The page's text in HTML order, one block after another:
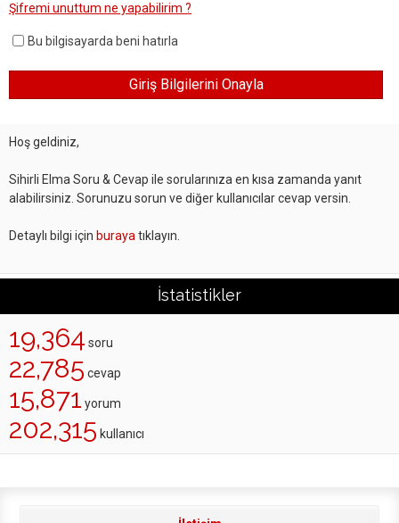
Şifremi unuttum ne yapabilirim ?
Bu bilgisayarda beni hatırla
Hoş geldiniz,
Sihirli Elma Soru & Cevap ile sorularınıza en kısa zamanda yanıt
alabilirsiniz. Sorunuzu sorun ve diğer kullanıcılar cevap versin.
Detaylı bilgi için buraya tıklayın.
İstatistikler
19,364 soru
22,785 cevap
15,871 yorum
202,315 kullanıcı